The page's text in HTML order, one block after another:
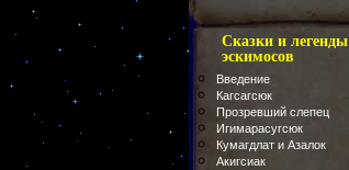
Сказки и легенды
эскимосов
Введение
Кагсагсюк
Прозревший слепец
Игимарасугсюк
Кумагдлат и Азалок
Акигсиак